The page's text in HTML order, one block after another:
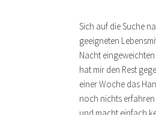
Sich auf die Suche
geeigneten
Nacht
hat mir den Rest
einer Woche das
noch nichts
und macht einfach